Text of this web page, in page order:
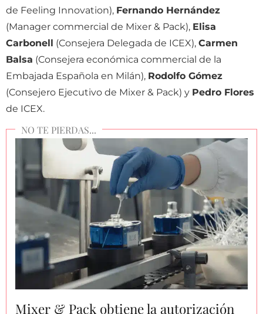
de Feeling Innovation), Fernando Hernández
(Manager commercial de Mixer & Pack), Elisa
Carbonell (Consejera Delegada de ICEX), Carmen
Balsa (Consejera económica commercial de la
Embajada Española en Milán), Rodolfo Gómez
(Consejero Ejecutivo de Mixer & Pack) y Pedro Flores
de ICEX.
Mixer & Pack obtiene la autorización